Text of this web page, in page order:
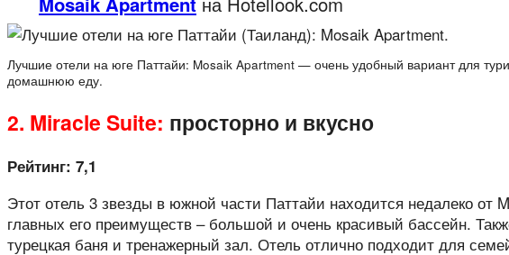
Лучшие отели на юге Паттайи: Mosaik Apartment — очень удобный вариант для
домашнюю еду.
2. Miracle Suite: просторно и вкусно
Рейтинг: 7,1
Этот отель 3 звезды в южной части Паттайи находится недалеко от
главных его преимуществ – большой и очень красивый бассейн.
турецкая баня и тренажерный зал. Отель отлично подходит для